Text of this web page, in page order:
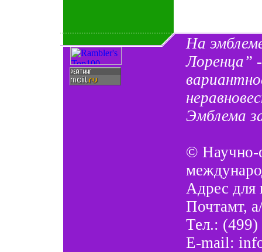
На
Лоренца”
Эмблема
© Научно-
Адрес для
Почтамт,
Тел.:
E-mail: